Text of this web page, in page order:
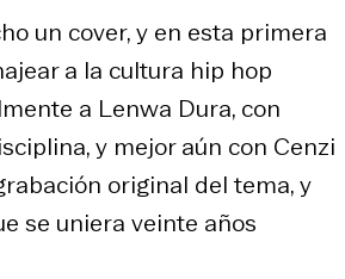
un cover, y en esta primera
a la cultura hip hop
a Lenwa Dura, con
y mejor aún con Cenzi
original del tema, y
se uniera veinte años